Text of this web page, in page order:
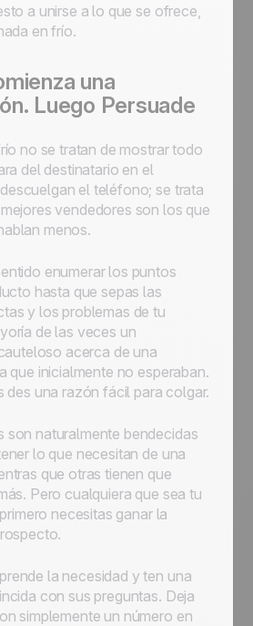
a unirse a lo que se ofrece,
en frío.
una
Luego Persuade
no se tratan de mostrar todo
del destinatario en el
el teléfono; se trata
vendedores son los que
menos.
enumerar los puntos
hasta que sepas las
y los problemas de tu
de las veces un
acerca de una
que inicialmente no esperaban.
des una razón fácil para colgar.
son naturalmente bendecidas
lo que necesitan de una
que otras tienen que
Pero cualquiera que sea tu
necesitas ganar la
la necesidad y ten una
con sus preguntas. Deja
simplemente un número en